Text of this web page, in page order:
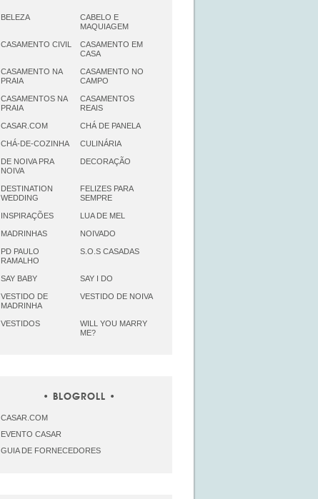
BELEZA
CABELO E
MAQUIAGEM
CASAMENTO CIVIL
CASAMENTO EM
CASA
CASAMENTO NA
PRAIA
CASAMENTO NO
CAMPO
CASAMENTOS NA
PRAIA
CASAMENTOS
REAIS
CASAR.COM CHÁ DE PANELA
CHÁ-DE-COZINHA CULINÁRIA
DE NOIVA PRA
NOIVA
DECORAÇÃO
DESTINATION
WEDDING
FELIZES PARA
SEMPRE
INSPIRAÇÕES LUA DE MEL
MADRINHAS NOIVADO
PD PAULO
RAMALHO
S.O.S CASADAS
SAY BABY SAY I DO
VESTIDO DE
MADRINHA
VESTIDO DE NOIVA
VESTIDOS
WILL YOU MARRY
ME?
BLOGROLL
CASAR.COM
EVENTO CASAR
GUIA DE FORNECEDORES